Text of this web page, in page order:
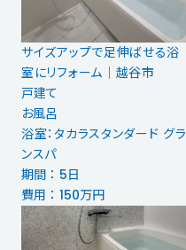
サイズアップで足伸ばせる浴
室にリフォーム｜越谷市
戸建て
お風呂
浴室：タカラスタンダード グラ
ンスパ
期間 ： 5日
費用 ： 150万円